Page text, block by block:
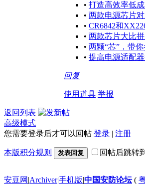
• 打造高效率低
• 两款电源芯片
• CR6842和
• 两款芯片大比
• 两颗“芯”，带
• 提高电源适配
回复
使用道具 举报
返回列表
高级模式
您需要登录后才可以回帖 登录 | 注册
本版积分规则 发表回复 回帖后跳转
安豆网 |Archiver|手机版|中国安防论坛(